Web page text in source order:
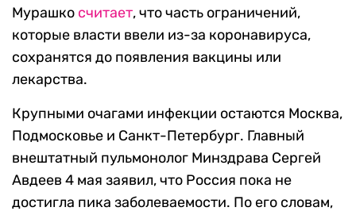
Мурашко считает, что часть ограничений,
которые власти ввели из-за коронавируса,
сохранятся до появления вакцины или
лекарства.
Крупными очагами инфекции остаются Москва,
Подмосковье и Санкт-Петербург. Главный
внештатный пульмонолог Минздрава Сергей
Авдеев 4 мая заявил, что Россия пока не
достигла пика заболеваемости. По его словам,